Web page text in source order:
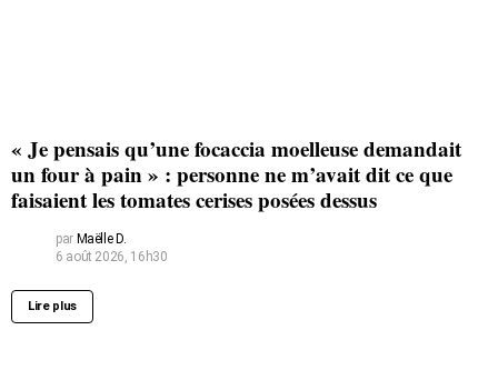
« Je pensais qu’une focaccia moelleuse demandait
un four à pain » : personne ne m’avait dit ce que
faisaient les tomates cerises posées dessus
par Maëlle D.
6 août 2026, 16h30
Lire plus